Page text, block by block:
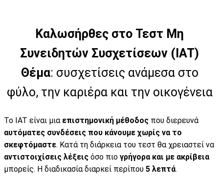
Καλωσήρθες στο Τεστ Μη
Συνειδητών Συσχετίσεων (IAT)
Θέμα: συσχετίσεις ανάμεσα στο
φύλο, την καριέρα και την οικογένεια
Το IAT είναι μια επιστημονική μέθοδος που διερευνά
αυτόματες συνδέσεις που κάνουμε χωρίς να το
σκεφτόμαστε. Κατά τη διάρκεια του τεστ θα χρειαστεί να
αντιστοιχίσεις λέξεις όσο πιο γρήγορα και με ακρίβεια
μπορείς. Η διαδικασία διαρκεί περίπου 5 λεπτά.